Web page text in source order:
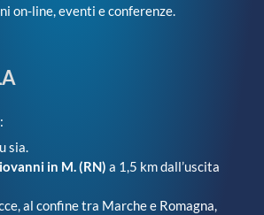
on-line, eventi e conferenze.
sia.
in M. (RN) a 1,5 km dall’uscita
al confine tra Marche e Romagna,